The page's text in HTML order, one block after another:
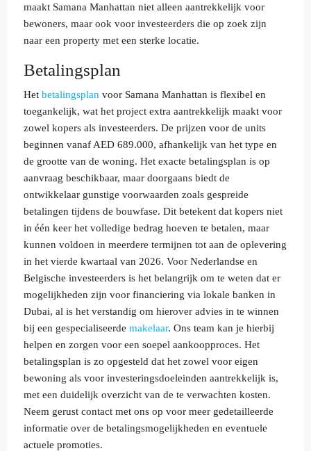
maakt Samana Manhattan niet alleen aantrekkelijk voor
bewoners, maar ook voor investeerders die op zoek zijn
naar een property met een sterke locatie.
Betalingsplan
Het betalingsplan voor Samana Manhattan is flexibel en
toegankelijk, wat het project extra aantrekkelijk maakt voor
zowel kopers als investeerders. De prijzen voor de units
beginnen vanaf AED 689.000, afhankelijk van het type en
de grootte van de woning. Het exacte betalingsplan is op
aanvraag beschikbaar, maar doorgaans biedt de
ontwikkelaar gunstige voorwaarden zoals gespreide
betalingen tijdens de bouwfase. Dit betekent dat kopers niet
in één keer het volledige bedrag hoeven te betalen, maar
kunnen voldoen in meerdere termijnen tot aan de oplevering
in het vierde kwartaal van 2026. Voor Nederlandse en
Belgische investeerders is het belangrijk om te weten dat er
mogelijkheden zijn voor financiering via lokale banken in
Dubai, al is het verstandig om hierover advies in te winnen
bij een gespecialiseerde makelaar. Ons team kan je hierbij
helpen en zorgen voor een soepel aankoopproces. Het
betalingsplan is zo opgesteld dat het zowel voor eigen
bewoning als voor investeringsdoeleinden aantrekkelijk is,
met een duidelijk overzicht van de te verwachten kosten.
Neem gerust contact met ons op voor meer gedetailleerde
informatie over de betalingsmogelijkheden en eventuele
actuele promoties.